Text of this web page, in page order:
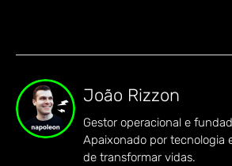
João Rizzon
Gestor operacional e
Apaixonado por tecnologia
de transformar vidas.